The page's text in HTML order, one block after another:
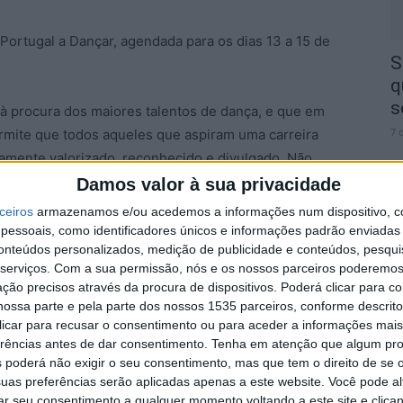
Damos valor à sua privacidade
armazenamos e/ou acedemos a informações num dispositivo,
como identificadores únicos e informações padrão
personalizados, medição de publicidade e conteúdos,
Com a sua permissão, nós e os nossos parceiros
precisos através da procura de dispositivos. Poderá clicar para
parte e pela parte dos nossos 1535 parceiros, conforme
para recusar o consentimento ou para aceder a informações
antes de dar consentimento. Tenha em atenção que algum
poderá não exigir o seu consentimento, mas que tem o direito de se
preferências serão aplicadas apenas a este website. Você pode
a Dançar, agendada para os dias 13 a 15 de
procura dos maiores talentos de dança, e que em
que todos aqueles que aspiram uma carreira
valorizado, reconhecido e divulgado. Não
de ter uma experiência de competição.
eliminatórias e ainda um workshop de dança com
será no Cine-Teatro Avenida, aberta a todos.
a Dançar
7
7